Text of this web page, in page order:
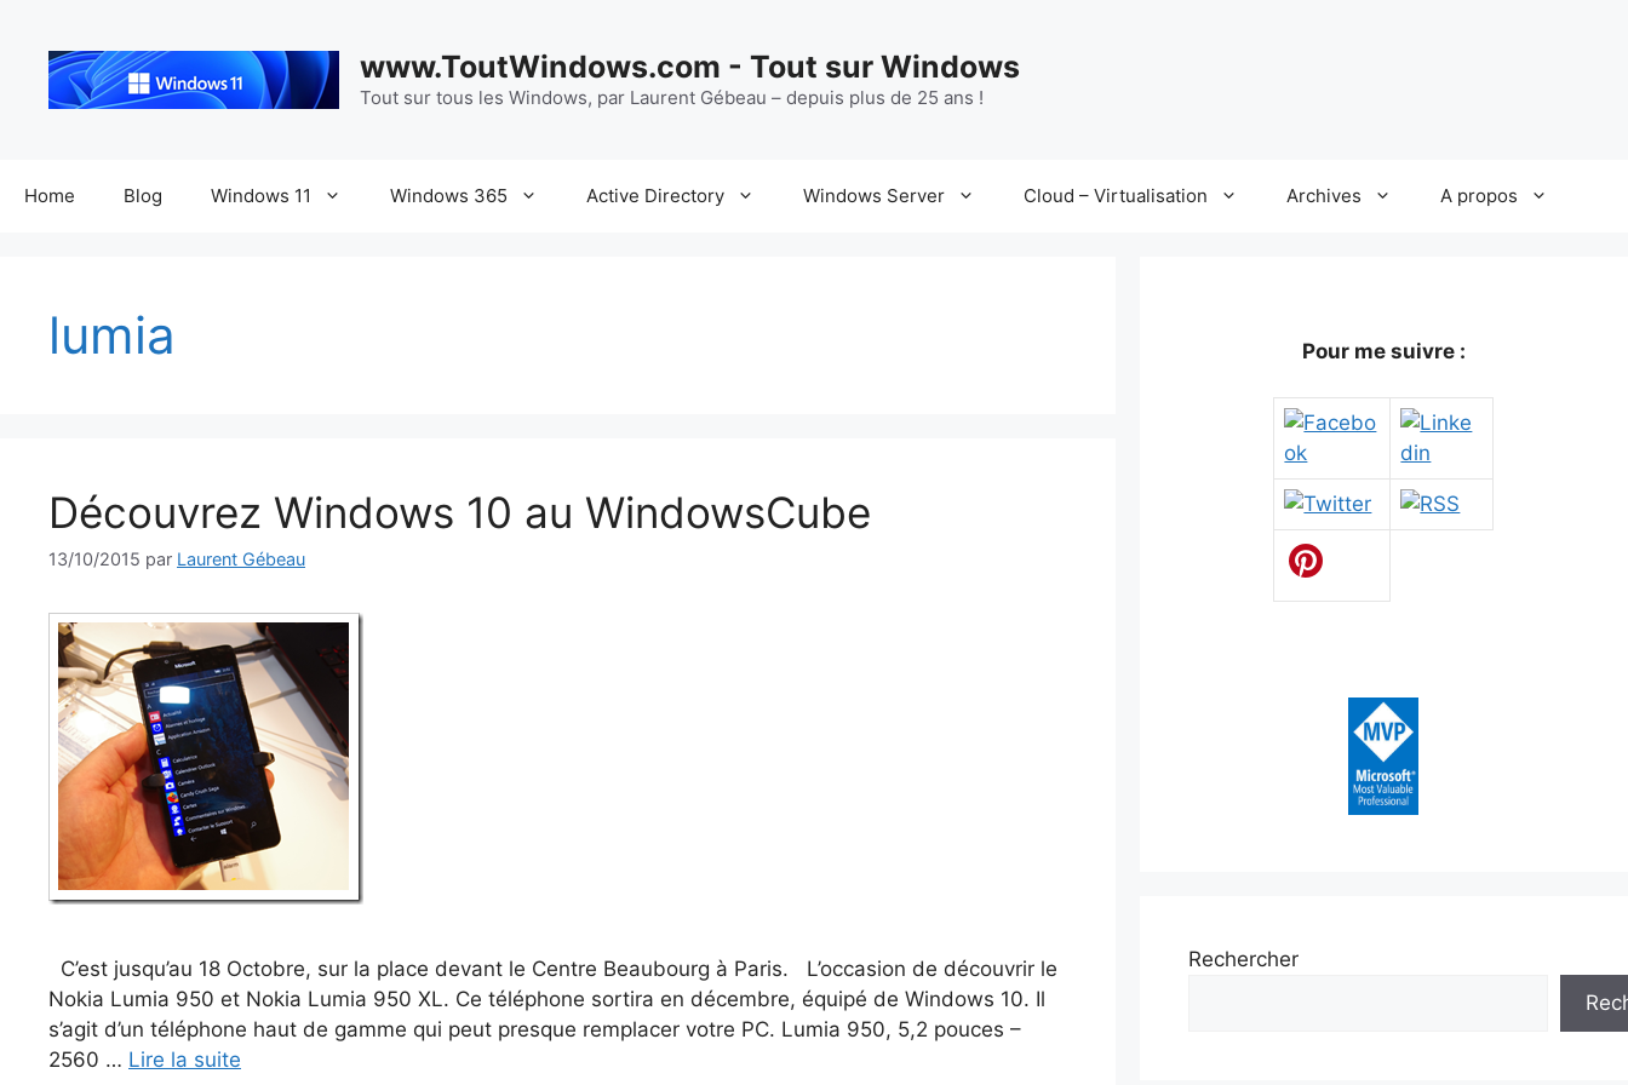
contenu
www.ToutWindows.com - Tout sur Windows
Tout sur tous les Windows, par Laurent Gébeau – depuis plus de 25 ans !
Home Blog Windows 11 Windows 365 Active Directory Windows Server Cloud – Virtualisation Archives A propos
lumia
Découvrez Windows 10 au WindowsCube
13/10/2015 par Laurent Gébeau
C’est jusqu’au 18 Octobre, sur la place devant le Centre Beaubourg à Paris. L’occasion de découvrir le
Nokia Lumia 950 et Nokia Lumia 950 XL. Ce téléphone sortira en décembre, équipé de Windows 10. Il
s’agit d’un téléphone haut de gamme qui peut presque remplacer votre PC. Lumia 950, 5,2 pouces –
2560 … Lire la suite
Pour me suivre :
Rechercher